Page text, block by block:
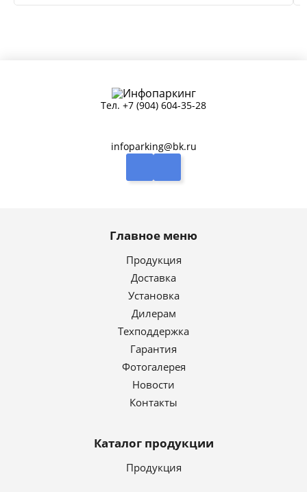
Тел. +7 (904) 604-35-28
infoparking@bk.ru
Главное меню
Продукция
Доставка
Установка
Дилерам
Техподдержка
Гарантия
Фотогалерея
Новости
Контакты
Каталог продукции
Продукция